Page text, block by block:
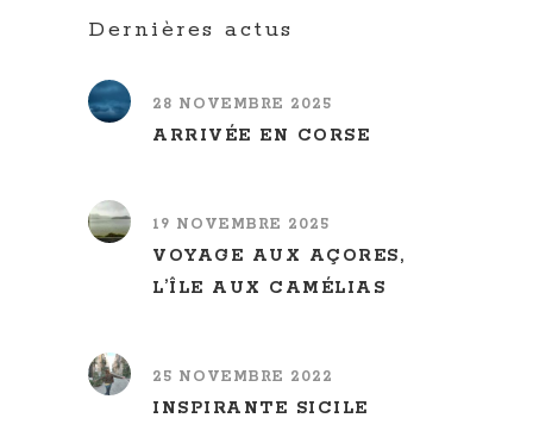
Dernières actus
28 NOVEMBRE 2025
ARRIVÉE EN CORSE
19 NOVEMBRE 2025
VOYAGE AUX AÇORES,
L’ÎLE AUX CAMÉLIAS
25 NOVEMBRE 2022
INSPIRANTE SICILE